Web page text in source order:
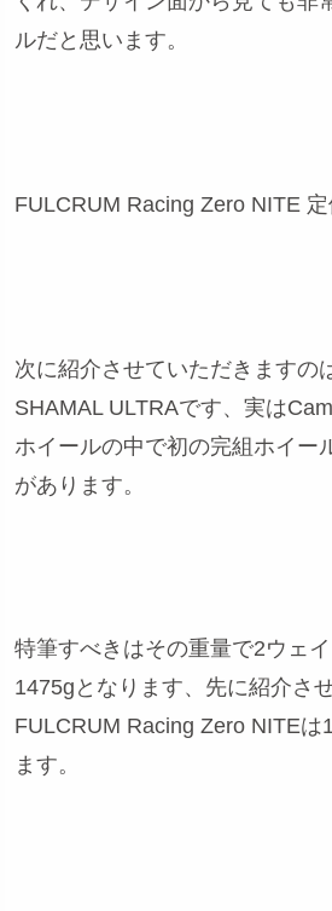
ルだと思います。
FULCRUM Racing Zero NITE
次に紹介させていただきますの
SHAMAL ULTRAです、実は
ホイールの中で初の完組ホイー
があります。
特筆すべきはその重量で2ウェ
1475gとなります、先に紹介さ
FULCRUM Racing Zero NITEは
ます。